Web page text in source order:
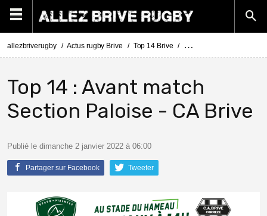
allezbriverugby Actus rugby Brive Top 14 Brive Top 14 : Avant match
Top 14 : Avant match
Section Paloise - CA Brive
Publié le dimanche 2 janvier 2022 à 06:00
Partager sur Facebook Tweeter